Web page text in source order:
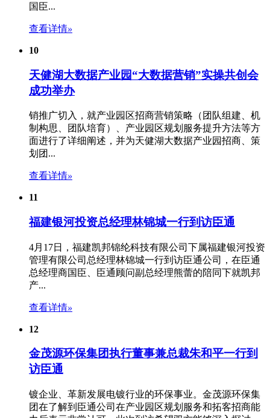
国臣...
查看详情»
10
天健湖大数据产业园“大数据营销”实操共创会
成功举办
销推广切入，就产业园区招商营销策略（团队组建、机
制构思、团队培育）、 产业园区规划 服务提升方法等方
面进行了详细阐述，并为天健湖大数据产业园招商、策
划团...
查看详情»
11
福建银河投资总经理林锦城一行到访臣通
4月17日，福建凯邦锦纶科技有限公司下属福建银河投资
管理有限公司总经理林锦城一行到访臣通公司，在臣通
总经理商国臣、臣通顾问副总经理熊蕾的陪同下就凯邦
产...
查看详情»
12
金茂源环保集团执行董事兼总裁朱和平一行到
访臣通
镀企业、革新发展电镀行业的环保事业。金茂源环保集
团在了解到臣通公司在产业园区规划 服务和拓客招商能